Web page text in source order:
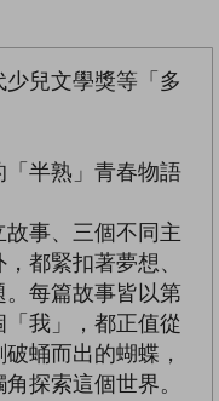
兒文學獎等「多
半熟」青春物語
事、三個不同主
都緊扣著夢想、
每篇故事皆以第
我」，都正值從
蛹而出的蝴蝶，
探索這個世界。